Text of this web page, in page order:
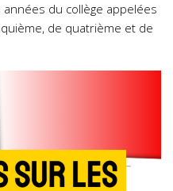
du collège appelées
de quatrième et de